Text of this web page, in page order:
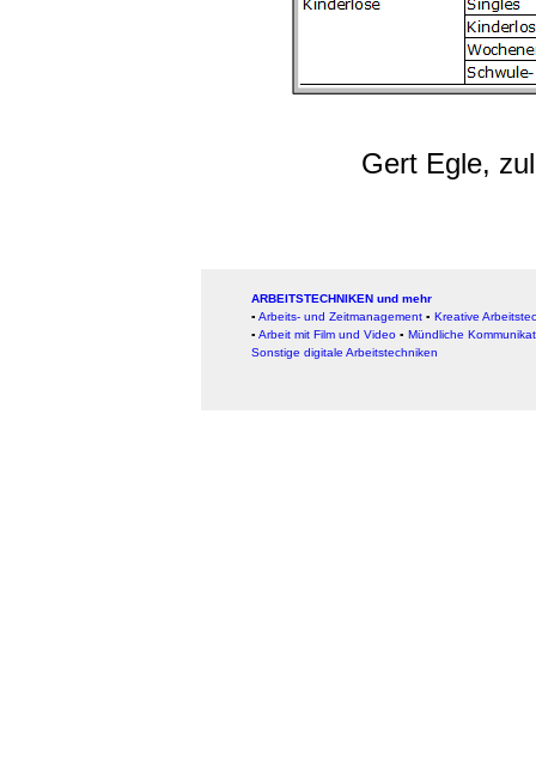
Gert Egle,
ARBEITSTECHNIKEN und mehr
▪ Arbeits- und Zeitmanagement ▪ Kreative
▪ Arbeit mit Film und Video ▪ Mündliche
Sonstige digitale Arbeitstechniken